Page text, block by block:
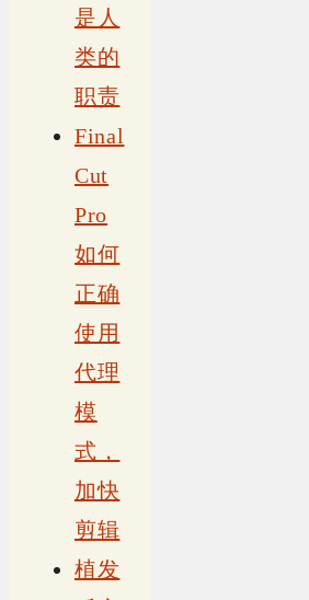
是人
类的
职责
Final
Cut
Pro
如何
正确
使用
代理
模
式，
加快
剪辑
植发